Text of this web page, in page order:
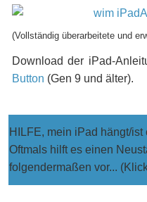
(Vollständig überarbeitete und
Download der iPad-
Button (Gen 9 und älter).
HILFE, mein iPad hängt/
Oftmals hilft es einen
folgendermaßen vor...